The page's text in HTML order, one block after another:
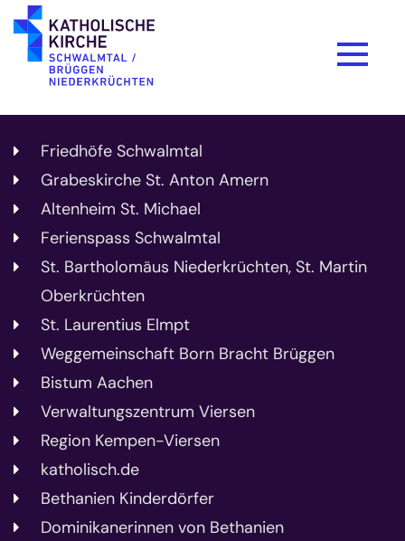
Zum Inhalt springen
Friedhöfe Schwalmtal
Grabeskirche St. Anton Amern
Altenheim St. Michael
Ferienspass Schwalmtal
St. Bartholomäus Niederkrüchten, St. Martin
Oberkrüchten
St. Laurentius Elmpt
Weggemeinschaft Born Bracht Brüggen
Bistum Aachen
Verwaltungszentrum Viersen
Region Kempen-Viersen
katholisch.de
Bethanien Kinderdörfer
Dominikanerinnen von Bethanien